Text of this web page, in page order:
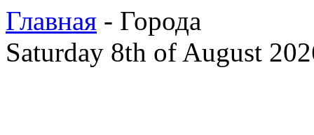
Главная - Города
Saturday 8th of August